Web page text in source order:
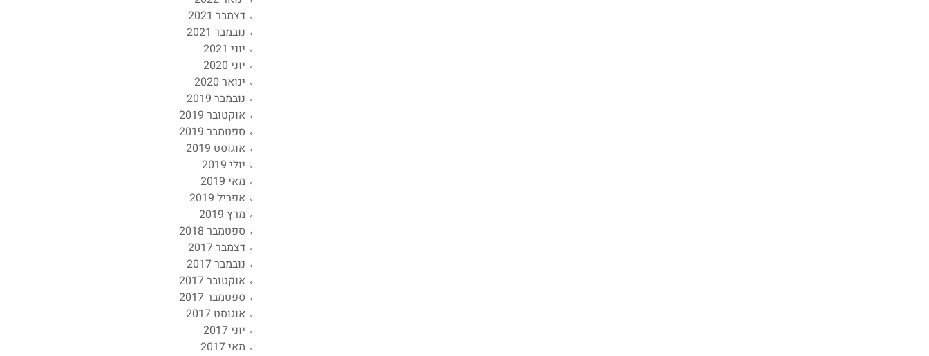
דצמבר 2021
נובמבר 2021
יוני 2021
יוני 2020
ינואר 2020
נובמבר 2019
אוקטובר 2019
ספטמבר 2019
אוגוסט 2019
יולי 2019
מאי 2019
אפריל 2019
מרץ 2019
ספטמבר 2018
דצמבר 2017
נובמבר 2017
אוקטובר 2017
ספטמבר 2017
אוגוסט 2017
יוני 2017
מאי 2017